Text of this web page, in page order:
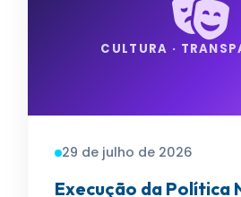
CULTURA ·
29 de julho de 2026
Execução da Política